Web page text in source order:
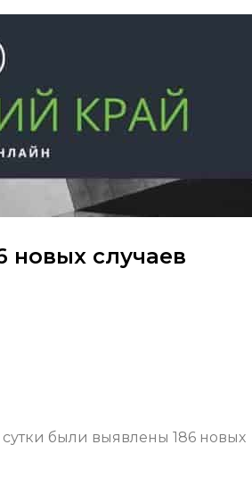
новых случаев
были выявлены 186 новых